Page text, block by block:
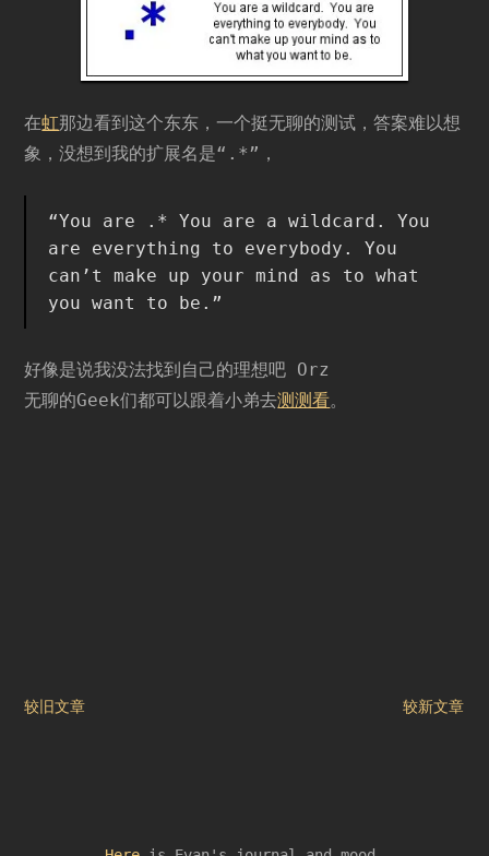
扩
名
在虹那边看到这个东东，一个挺无聊的测试，答案难以想
象，没想到我的扩展名是“.*”，
“You are .* You are a wildcard. You
are everything to everybody. You
can’t make up your mind as to what
you want to be.”
好像是说我没法找到自己的理想吧 Orz
无聊的Geek们都可以跟着小弟去测测看。
文
较旧文章 较新文章